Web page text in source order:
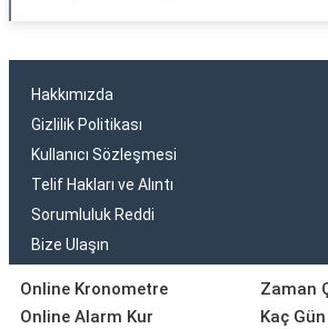
Hakkımızda
Gizlilik Politikası
Kullanıcı Sözleşmesi
Telif Hakları ve Alıntı
Sorumluluk Reddi
Bize Ulaşın
Online Kronometre
Online Alarm Kur
Zaman
Kaç